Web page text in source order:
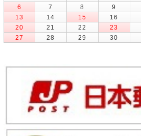
6
7 8 9
13
14 15 16
20
21 22 23
27
28 29
30